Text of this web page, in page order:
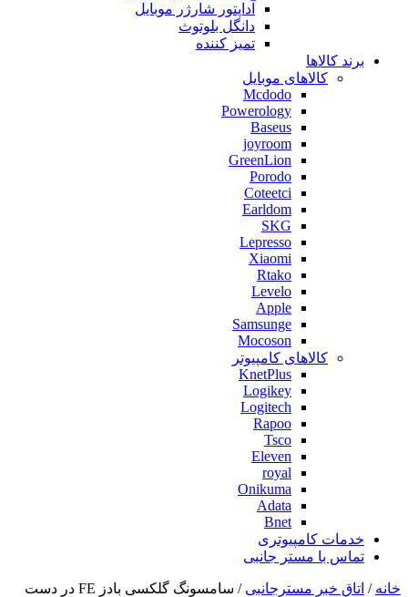
آداپتور شارژر موبایل
دانگل بلوتوث
تمیز کننده
برند کالاها
کالاهای موبایل
Mcdodo
Powerology
Baseus
joyroom
GreenLion
Porodo
Coteetci
Earldom
SKG
Lepresso
Xiaomi
Rtako
Levelo
Apple
Samsunge
Mocoson
کالاهای کامپیوتر
KnetPlus
Logikey
Logitech
Rapoo
Tsco
Eleven
royal
Onikuma
Adata
Bnet
خدمات کامپیوتری
تماس با مستر جانبی
خانه / اتاق خبر مسترجانبی
/ سامسونگ گلکسی بادز FE در دست